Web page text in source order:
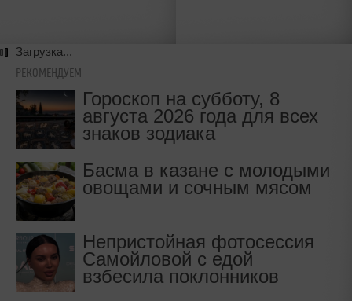
Загрузка...
РЕКОМЕНДУЕМ
Гороскоп на субботу, 8
августа 2026 года для всех
знаков зодиака
Басма в казане с молодыми
овощами и сочным мясом
Непристойная фотосессия
Самойловой с едой
взбесила поклонников